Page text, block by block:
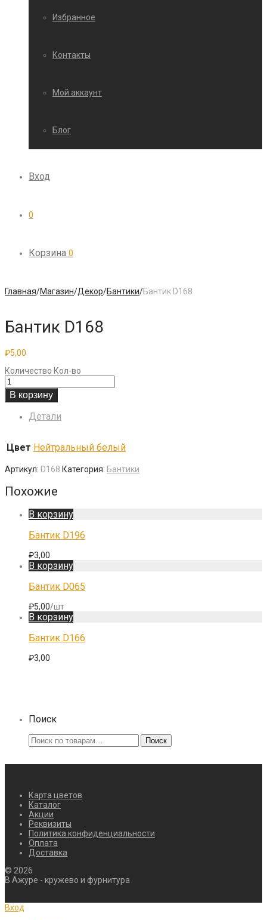
Избранное
Контакты
Мой аккаунт
Блог
Вход
0
Корзина 0
Главная/Магазин/Декор/Бантики/Бантик D168
Бантик D168
₽5,00
Количество Кол-во
В корзину
Детали
Цвет Нейтральный белый
Артикул: D168 Категория: Бантики
Похожие
В корзину
Бантик D196
₽3,00
В корзину
Бантик D065
₽5,00/шт
В корзину
Бантик D166
₽3,00
Поиск
Искать: Поиск
Карта цветов
Каталог
Акции
Реквизиты
Политика конфиденциальности
Оплата
Доставка
© 2026
В Ажуре - кружево и фурнитура
Вход